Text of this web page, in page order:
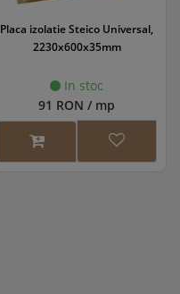
Placa izolatie Steico Universal,
2230x600x35mm
In stoc
91 RON / mp